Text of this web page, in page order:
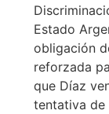
Estado
obligación
reforzada
que Díaz
tentativa de